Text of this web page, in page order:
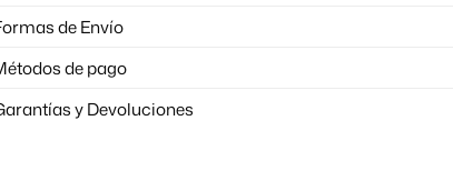
de Envío
de pago
y Devoluciones